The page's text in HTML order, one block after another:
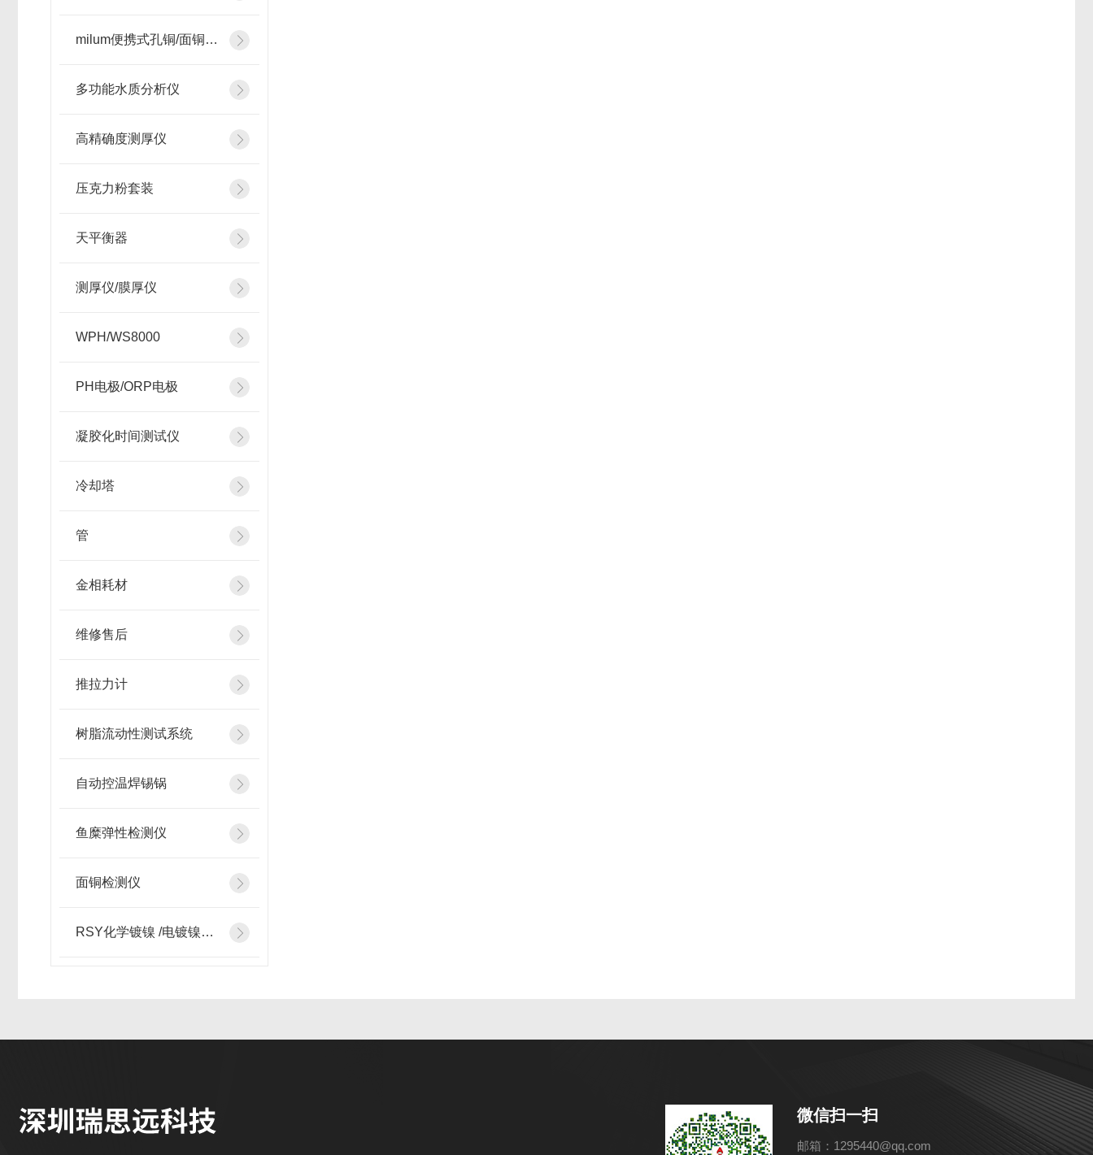
milum便携式孔铜/面铜测厚仪
多功能水质分析仪
高精确度测厚仪
压克力粉套装
天平衡器
测厚仪/膜厚仪
WPH/WS8000
PH电极/ORP电极
凝胶化时间测试仪
冷却塔
管
金相耗材
维修售后
推拉力计
树脂流动性测试系统
自动控温焊锡锅
鱼糜弹性检测仪
面铜检测仪
RSY化学镀镍 /电镀镍检测添加设备
微信扫一扫
邮箱：1295440@qq.com